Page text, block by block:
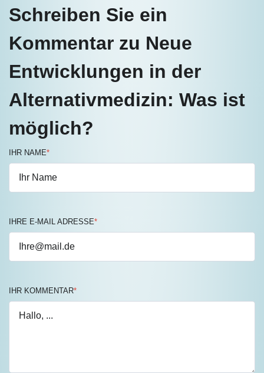
Schreiben Sie ein
Kommentar zu Neue
Entwicklungen in der
Alternativmedizin: Was ist
möglich?
IHR NAME*
IHRE E-MAIL ADRESSE*
IHR KOMMENTAR*